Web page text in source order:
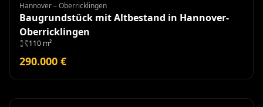
Grundstück
Hannover – Oberricklingen
Baugrundstück mit Altbestand in Hannover-
Oberricklingen
110 m²
290.000 €